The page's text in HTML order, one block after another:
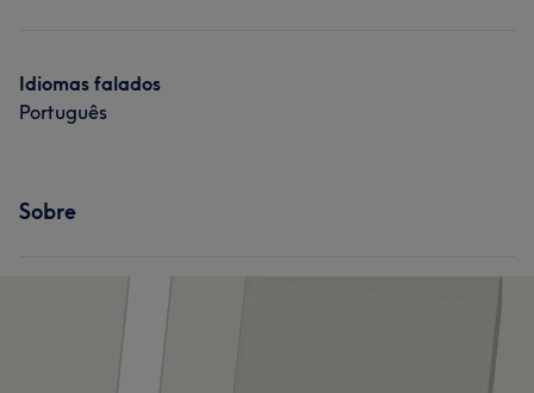
Idiomas falados
Português
Sobre